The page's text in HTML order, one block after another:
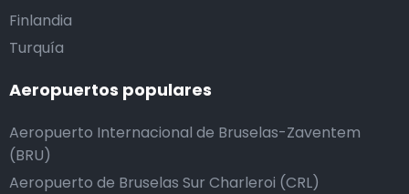
Finlandia
Turquía
Aeropuertos populares
Aeropuerto Internacional de Bruselas-Zaventem
(BRU)
Aeropuerto de Bruselas Sur Charleroi (CRL)